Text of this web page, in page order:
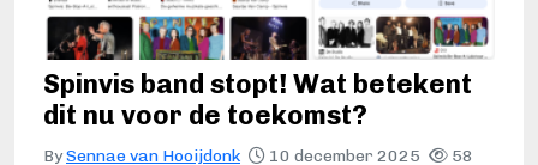
Spinvis band stopt! Wat betekent
dit nu voor de toekomst?
BySennae van Hooijdonk 10 december 2025 58